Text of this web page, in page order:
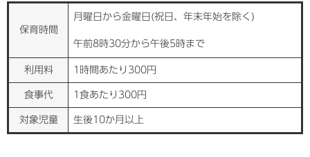
保育時間
月曜日から金曜日(祝日、年末年始を除く)
午前8時30分から午後5時まで
利用料 1時間あたり300円
食事代 1食あたり300円
対象児童 生後10か月以上